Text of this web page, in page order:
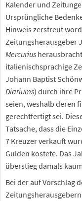
Kalender und
Ursprüngliche
Hinweis zerstreut
Zeitungsherausgeber
Mercurius
italienischsprachige
Johann Baptist
Diariums) durch ihre
seien, weshalb deren
gerechtfertigt sei.
Tatsache, dass die
7 Kreuzer verkauft
Gulden kostete. Das
überstieg damals
Bei der auf Vorschlag